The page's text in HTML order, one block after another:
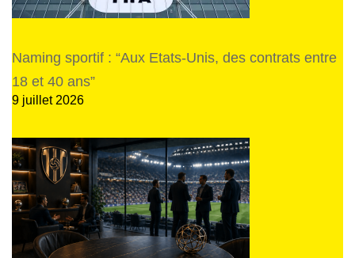
Naming sportif : “Aux Etats-Unis, des contrats entre
18 et 40 ans”
9 juillet 2026